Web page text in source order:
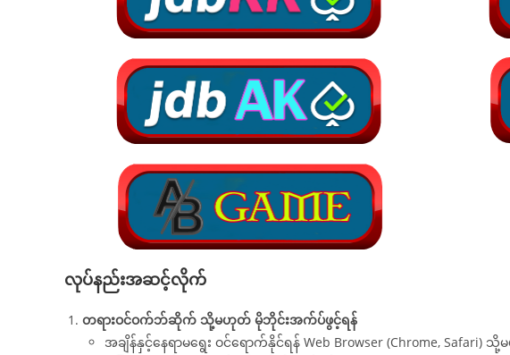
လုပ်နည်းအဆင့်လိုက်
တရားဝင်ဝက်ဘ်ဆိုက် သို့မဟုတ် မိုဘိုင်းအက်ပ်ဖွင့်ရန်
အချိန်နှင့်နေရာမရွေး ဝင်ရောက်နိုင်ရန် Web Browser (Chrome, Safari)